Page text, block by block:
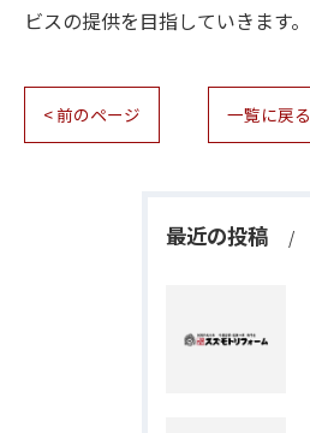
ビスの提供を目指していきます。
< 前のページ 一覧に戻る
最近の投稿